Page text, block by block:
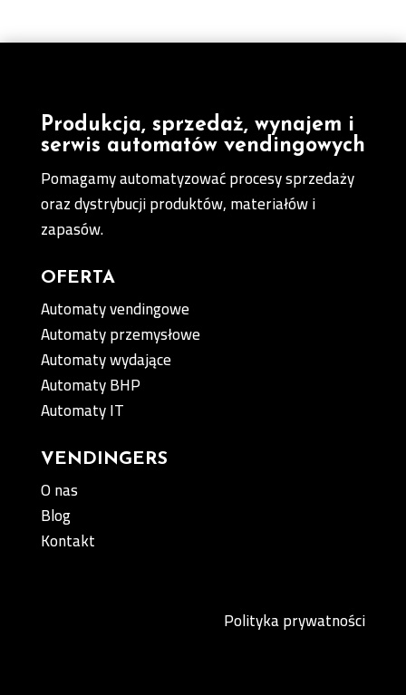
Produkcja, sprzedaż, wynajem i
serwis automatów vendingowych
Pomagamy automatyzować procesy sprzedaży
oraz dystrybucji produktów, materiałów i
zapasów.
OFERTA
Automaty vendingowe
Automaty przemysłowe
Automaty wydające
Automaty BHP
Automaty IT
VENDINGERS
O nas
Blog
Kontakt
Polityka prywatności